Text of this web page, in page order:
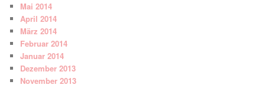
Mai 2014
April 2014
März 2014
Februar 2014
Januar 2014
Dezember 2013
November 2013